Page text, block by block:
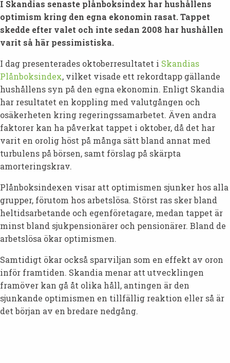
I Skandias senaste plånboksindex har hushållens
optimism kring den egna ekonomin rasat. Tappet
skedde efter valet och inte sedan 2008 har hushållen
varit så här pessimistiska.
I dag presenterades oktoberresultatet i Skandias
Plånboksindex, vilket visade ett rekordtapp gällande
hushållens syn på den egna ekonomin. Enligt Skandia
har resultatet en koppling med valutgången och
osäkerheten kring regeringssamarbetet. Även andra
faktorer kan ha påverkat tappet i oktober, då det har
varit en orolig höst på många sätt bland annat med
turbulens på börsen, samt förslag på skärpta
amorteringskrav.
Plånboksindexen visar att optimismen sjunker hos alla
grupper, förutom hos arbetslösa. Störst ras sker bland
heltidsarbetande och egenföretagare, medan tappet är
minst bland sjukpensionärer och pensionärer. Bland de
arbetslösa ökar optimismen.
Samtidigt ökar också sparviljan som en effekt av oron
inför framtiden. Skandia menar att utvecklingen
framöver kan gå åt olika håll, antingen är den
sjunkande optimismen en tillfällig reaktion eller så är
det början av en bredare nedgång.